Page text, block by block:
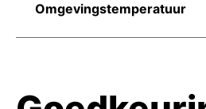
Omgevingstemperatuur